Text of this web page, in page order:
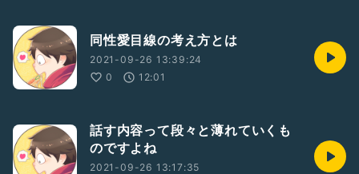
同性愛目線の考え方とは
2021-09-26 13:39:24
0
12:01
話す内容って段々と薄れていくも
のですよね
2021-09-26 13:17:35